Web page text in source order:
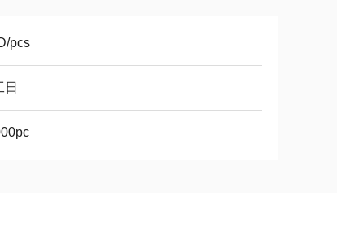
pcs
日